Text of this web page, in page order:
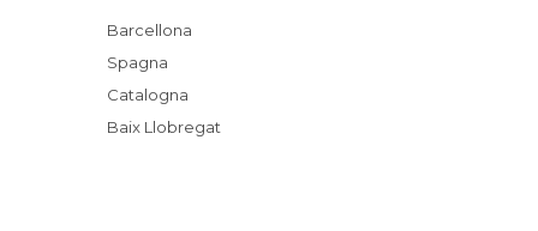
Barcellona
Spagna
Catalogna
Baix Llobregat